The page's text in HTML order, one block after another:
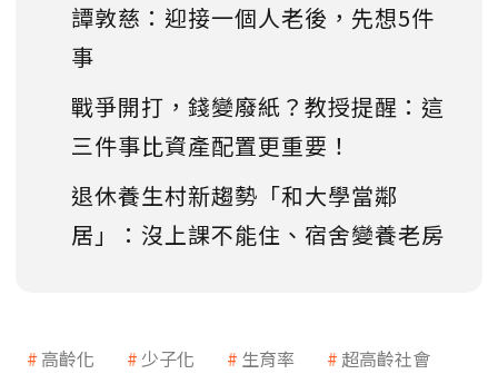
譚敦慈：迎接一個人老後，先想5件
事
戰爭開打，錢變廢紙？教授提醒：這
三件事比資產配置更重要！
退休養生村新趨勢「和大學當鄰
居」：沒上課不能住、宿舍變養老房
高齡化 少子化 生育率
超高齡社會